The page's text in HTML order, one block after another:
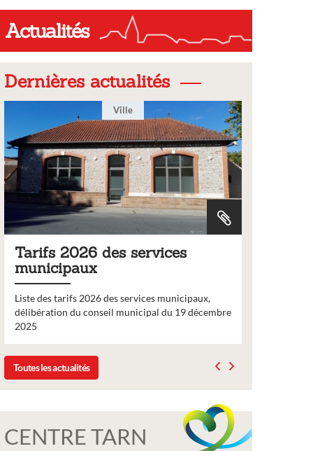
Actualités
Dernières actualités
Ville
Tarifs 2026 des services
municipaux
Liste des tarifs 2026 des services municipaux,
délibération du conseil municipal du 19 décembre
2025
Toutes les actualités
CENTRE TARN